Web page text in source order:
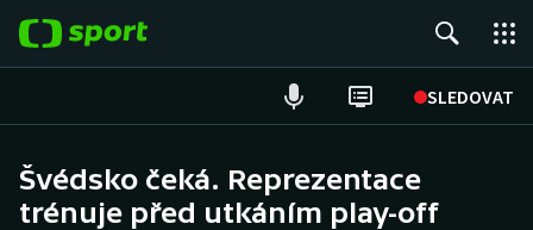
SLEDOVAT
Hokej
Švédsko čeká. Reprezentace
trénuje před utkáním play-off